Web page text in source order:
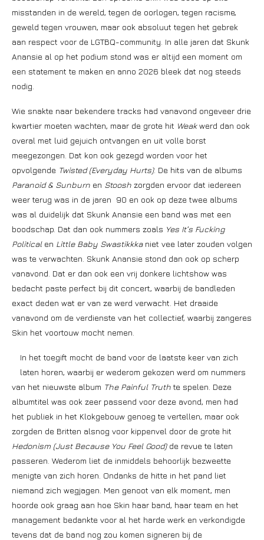
misstanden in de wereld, tegen de oorlogen, tegen racisme,
geweld tegen vrouwen, maar ook absoluut tegen het gebrek
aan respect voor de LGTBQ-community. In alle jaren dat Skunk
Anansie al op het podium stond was er altijd een moment om
een statement te maken en anno 2026 bleek dat nog steeds
nodig.
Wie snakte naar bekendere tracks had vanavond ongeveer drie
kwartier moeten wachten, maar de grote hit Weakwerd dan ook
overal met luid gejuich ontvangen en uit volle borst
meegezongen. Dat kon ook gezegd worden voor het
opvolgende Twisted (Everyday Hurts). De hits van de albums
Paranoid & Sunburn en Stoosh zorgden ervoor dat iedereen
weer terug was in de jaren 90 en ook op deze twee albums
was al duidelijk dat Skunk Anansie een band was met een
boodschap. Dat dan ook nummers zoals Yes It’s Fucking
Political en Little Baby Swastikkkaniet vee later zouden volgen
was te verwachten. Skunk Anansie stond dan ook op scherp
vanavond. Dat er dan ook een vrij donkere lichtshow was
bedacht paste perfect bij dit concert, waarbij de bandleden
exact deden wat er van ze werd verwacht. Het draaide
vanavond om de verdienste van het collectief, waarbij zangeres
Skin het voortouw mocht nemen.
In het toegift mocht de band voor de laatste keer van zich
laten horen, waarbij er wederom gekozen werd om nummers
van het nieuwste album The Painful Truth te spelen. Deze
albumtitel was ook zeer passend voor deze avond, men had
het publiek in het Klokgebouw genoeg te vertellen, maar ook
zorgden de Britten alsnog voor kippenvel door de grote hit
Hedonism (Just Because You Feel Good)de revue te laten
passeren. Wederom liet de inmiddels behoorlijk bezweette
menigte van zich horen. Ondanks de hitte in het pand liet
niemand zich wegjagen. Men genoot van elk moment, men
hoorde ook graag aan hoe Skin haar band, haar team en het
management bedankte voor al het harde werk en verkondigde
tevens dat de band nog zou komen signeren bij de